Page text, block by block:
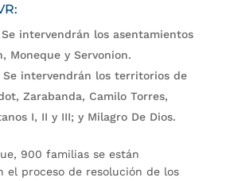
Se intervendrán los asentamientos
Moneque y Servonion.
Se intervendrán los territorios de
Zarabanda, Camilo Torres,
I, II y III; y Milagro De Dios.
900 familias se están
el proceso de resolución de los